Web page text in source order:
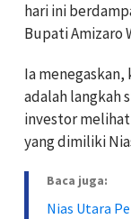
hari ini
Bupati Amizaro
Ia
adalah langkah
investor
yang dimiliki
Baca juga:
Nias Utara